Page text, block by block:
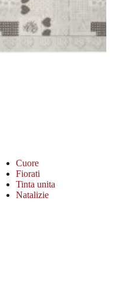
Cuore
Fiorati
Tinta unita
Natalizie